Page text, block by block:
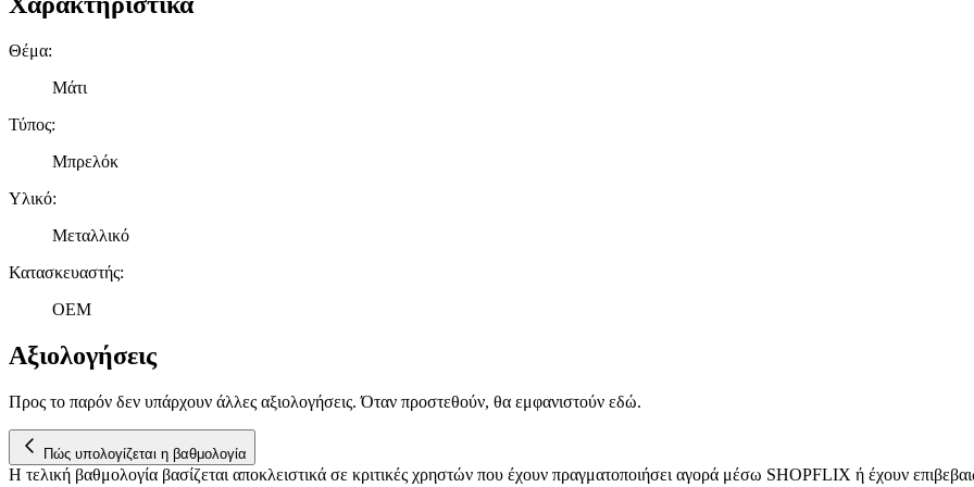
Θέμα:
Μάτι
Τύπος:
Μπρελόκ
Υλικό:
Μεταλλικό
Κατασκευαστής:
OEM
Αξιολογήσεις
Προς το παρόν δεν υπάρχουν άλλες αξιολογήσεις. Όταν προστεθούν, θα εμφανιστούν εδώ.
Πώς υπολογίζεται η βαθμολογία
Η τελική βαθμολογία βασίζεται αποκλειστικά σε κριτικές χρηστών που έχουν πραγματοποιήσει αγορά μέσω SHOPFLIX ή έχουν